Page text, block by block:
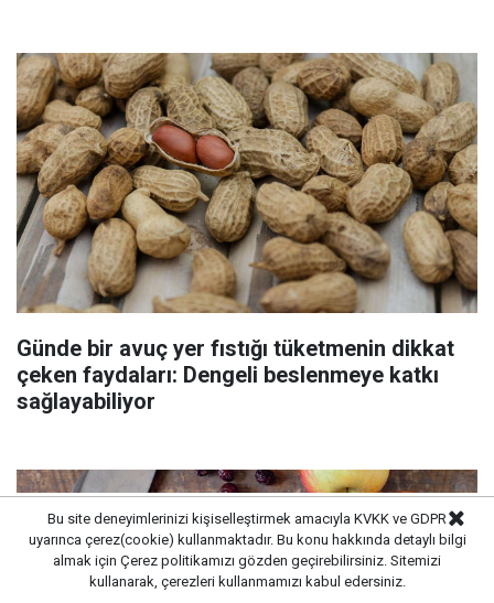
Günde bir avuç yer fıstığı tüketmenin dikkat
çeken faydaları: Dengeli beslenmeye katkı
sağlayabiliyor
Bu site deneyimlerinizi kişiselleştirmek amacıyla KVKK ve GDPR
uyarınca çerez(cookie) kullanmaktadır. Bu konu hakkında detaylı bilgi
almak için Çerez politikamızı gözden geçirebilirsiniz. Sitemizi
kullanarak, çerezleri kullanmamızı kabul edersiniz.